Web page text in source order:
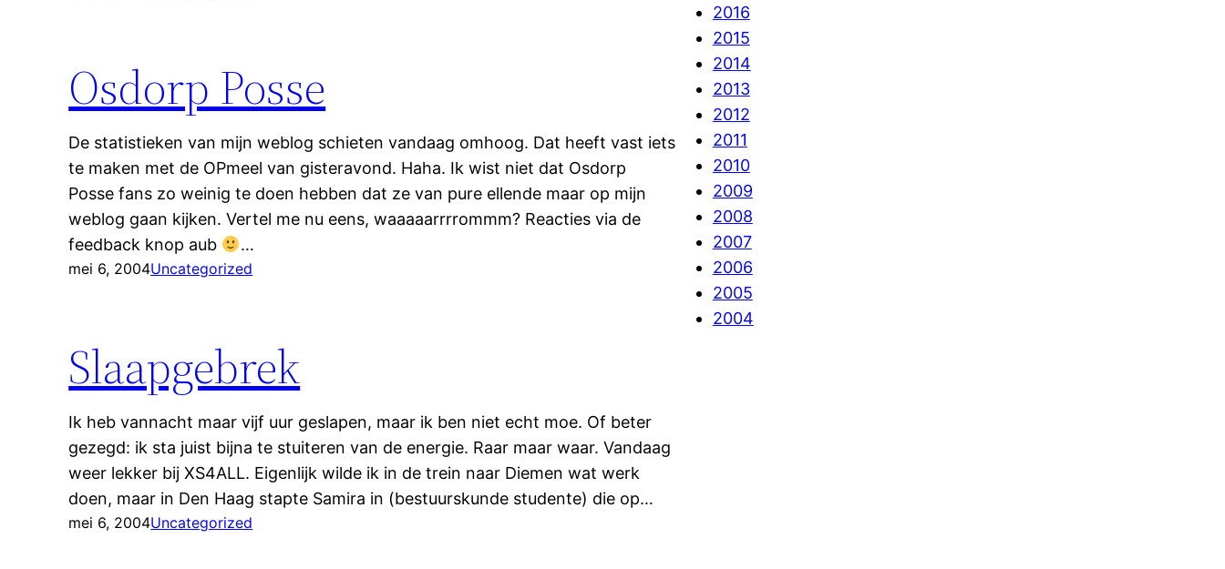
Osdorp Posse
De statistieken van mijn weblog schieten vandaag omhoog. Dat heeft vast iets
te maken met de OPmeel van gisteravond. Haha. Ik wist niet dat Osdorp
Posse fans zo weinig te doen hebben dat ze van pure ellende maar op mijn
weblog gaan kijken. Vertel me nu eens, waaaaarrrrommm? Reacties via de
feedback knop aub
…
mei 6, 2004Uncategorized
Slaapgebrek
Ik heb vannacht maar vijf uur geslapen, maar ik ben niet echt moe. Of beter
gezegd: ik sta juist bijna te stuiteren van de energie. Raar maar waar. Vandaag
weer lekker bij XS4ALL. Eigenlijk wilde ik in de trein naar Diemen wat werk
doen, maar in Den Haag stapte Samira in (bestuurskunde studente) die op…
mei 6, 2004Uncategorized
2016
2015
2014
2013
2012
2011
2010
2009
2008
2007
2006
2005
2004